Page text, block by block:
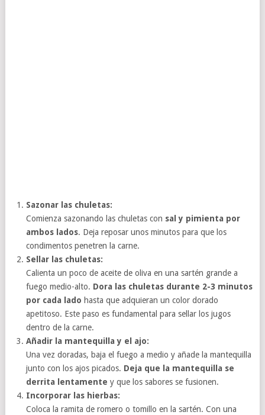
Sazonar las chuletas:
Comienza sazonando las chuletas con sal y pimienta por
ambos lados. Deja reposar unos minutos para que los
condimentos penetren la carne.
Sellar las chuletas:
Calienta un poco de aceite de oliva en una sartén grande a
fuego medio-alto. Dora las chuletas durante 2-3 minutos
por cada lado hasta que adquieran un color dorado
apetitoso. Este paso es fundamental para sellar los jugos
dentro de la carne.
Añadir la mantequilla y el ajo:
Una vez doradas, baja el fuego a medio y añade la mantequilla
junto con los ajos picados. Deja que la mantequilla se
derrita lentamente y que los sabores se fusionen.
Incorporar las hierbas:
Coloca la ramita de romero o tomillo en la sartén. Con una